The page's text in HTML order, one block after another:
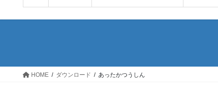
ス
ン
HOME ダウンロード あったかつうしん